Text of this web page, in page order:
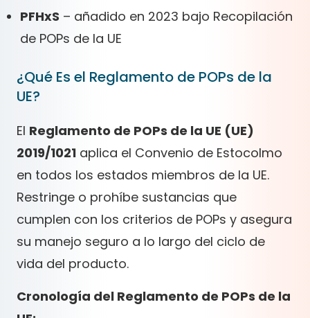
PFHxS – añadido en 2023 bajo Recopilación
de POPs de la UE
¿Qué Es el Reglamento de POPs de la
UE?
El Reglamento de POPs de la UE (UE)
2019/1021 aplica el Convenio de Estocolmo
en todos los estados miembros de la UE.
Restringe o prohíbe sustancias que
cumplen con los criterios de POPs y asegura
su manejo seguro a lo largo del ciclo de
vida del producto.
Cronología del Reglamento de POPs de la